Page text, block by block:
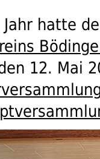
Jahr hatte
12. Mai